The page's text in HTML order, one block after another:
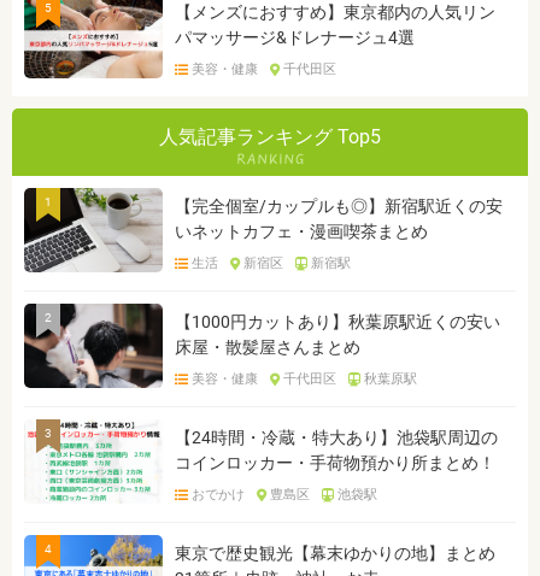
5
【メンズにおすすめ】東京都内の人気リン
パマッサージ&ドレナージュ4選
美容・健康 千代田区
人気記事ランキング Top5
1
【完全個室/カップルも◎】新宿駅近くの安
いネットカフェ・漫画喫茶まとめ
生活 新宿区 新宿駅
2
【1000円カットあり】秋葉原駅近くの安い
床屋・散髪屋さんまとめ
美容・健康 千代田区 秋葉原駅
3
【24時間・冷蔵・特大あり】池袋駅周辺の
コインロッカー・手荷物預かり所まとめ！
おでかけ 豊島区 池袋駅
4
東京で歴史観光【幕末ゆかりの地】まとめ